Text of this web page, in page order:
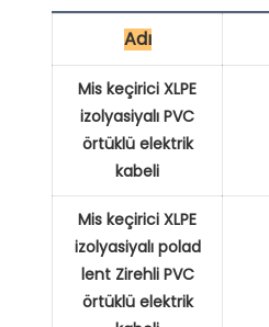
Adı
Mis keçirici XLPE
izolyasiyalı PVC
örtüklü elektrik
kabeli
Mis keçirici XLPE
izolyasiyalı polad
lent Zirehli PVC
örtüklü elektrik